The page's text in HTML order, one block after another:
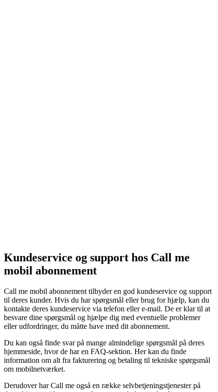
Kundeservice og support hos Call me
mobil abonnement
Call me mobil abonnement tilbyder en god kundeservice og support
til deres kunder. Hvis du har spørgsmål eller brug for hjælp, kan du
kontakte deres kundeservice via telefon eller e-mail. De er klar til at
besvare dine spørgsmål og hjælpe dig med eventuelle problemer
eller udfordringer, du måtte have med dit abonnement.
Du kan også finde svar på mange almindelige spørgsmål på deres
hjemmeside, hvor de har en FAQ-sektion. Her kan du finde
information om alt fra fakturering og betaling til tekniske spørgsmål
om mobilnetværket.
Derudover har Call me også en række selvbetjeningstjenester på